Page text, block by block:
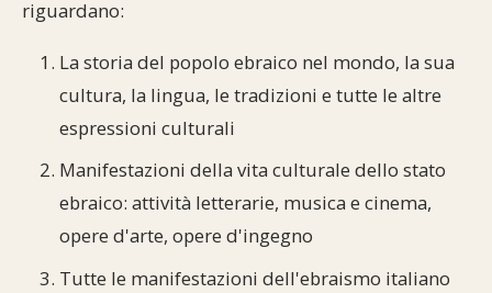
riguardano:
La storia del popolo ebraico nel mondo, la sua
cultura, la lingua, le tradizioni e tutte le altre
espressioni culturali
Manifestazioni della vita culturale dello stato
ebraico: attività letterarie, musica e cinema,
opere d'arte, opere d'ingegno
Tutte le manifestazioni dell'ebraismo italiano